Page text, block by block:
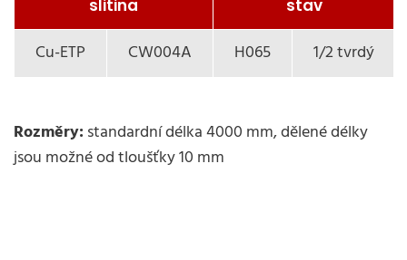
slitina stav
Cu-ETP CW004A H065 1/2 tvrdý
Rozměry: standardní délka 4000 mm, dělené délky
jsou možné od tloušťky 10 mm